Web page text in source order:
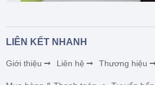
LIÊN KẾT NHANH
Giới thiệu Liên hệ Thương hiệu